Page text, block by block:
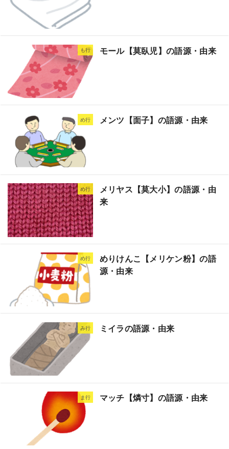
も行 モール【莫臥児】の語源・由来
め行 メンツ【面子】の語源・由来
め行
メリヤス【莫大小】の語源・由
来
め行
めりけんこ【メリケン粉】の語
源・由来
み行 ミイラの語源・由来
ま行 マッチ【燐寸】の語源・由来